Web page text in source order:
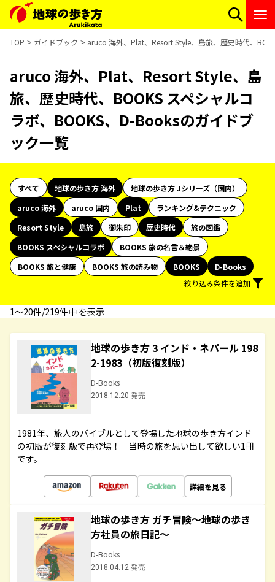
TOP ガイドブック aruco 海外、Plat、Resort Style、島旅、歴史時代、
aruco 海外、Plat、Resort Style、島
旅、歴史時代、BOOKS スペシャルコ
ラボ、BOOKS、D-Booksのガイドブ
ック一覧
すべて 地球の歩き方 海外
地球の歩き方 Jシリーズ（国内）
aruco 海外
aruco 国内 Plat
ランキング&テクニック
Resort Style
島旅 御朱印 歴史時代
旅の図鑑
BOOKS スペシャルコラボ
BOOKS 旅の名言＆絶景
BOOKS 旅と健康
BOOKS 旅の読み物 BOOKS
D-Books
絞り込み条件を追加
1〜20件/219件中 を表示
地球の歩き方 3 インド・ネパール 198
2-1983（初版復刻版）
D-Books
2018.12.20 発売
1981年、旅人のバイブルとして登場した地球の歩き方インド
の初版が復刻版で再登場！ 当時の旅を思い出して欲しい1冊
です。
詳細を見る
地球の歩き方 ガチ冒険～地球の歩き
方社員の旅日記～
D-Books
2018.04.12 発売